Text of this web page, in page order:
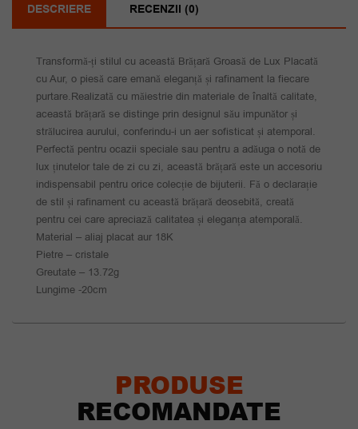
DESCRIERE RECENZII (0)
Transformă-ți stilul cu această Brățară Groasă de Lux Placată
cu Aur, o piesă care emană eleganță și rafinament la fiecare
purtare.Realizată cu măiestrie din materiale de înaltă calitate,
această brățară se distinge prin designul său impunător și
strălucirea aurului, conferindu-i un aer sofisticat și atemporal.
Perfectă pentru ocazii speciale sau pentru a adăuga o notă de
lux ținutelor tale de zi cu zi, această brățară este un accesoriu
indispensabil pentru orice colecție de bijuterii. Fă o declarație
de stil și rafinament cu această brățară deosebită, creată
pentru cei care apreciază calitatea și eleganța atemporală.
Material – aliaj placat aur 18K
Pietre – cristale
Greutate – 13.72g
Lungime -20cm
PRODUSE
RECOMANDATE